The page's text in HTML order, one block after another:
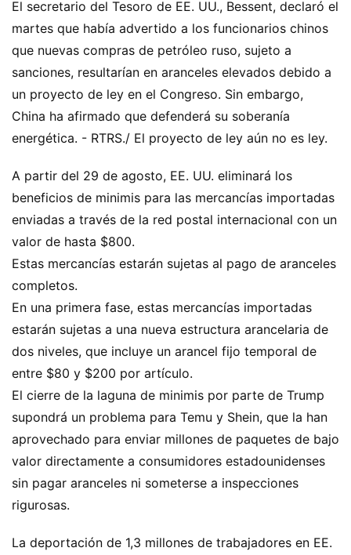
El secretario del Tesoro de EE. UU., Bessent, declaró el
martes que había advertido a los funcionarios chinos
que nuevas compras de petróleo ruso, sujeto a
sanciones, resultarían en aranceles elevados debido a
un proyecto de ley en el Congreso. Sin embargo,
China ha afirmado que defenderá su soberanía
energética. - RTRS./ El proyecto de ley aún no es ley.
A partir del 29 de agosto, EE. UU. eliminará los
beneficios de minimis para las mercancías importadas
enviadas a través de la red postal internacional con un
valor de hasta $800.
Estas mercancías estarán sujetas al pago de aranceles
completos.
En una primera fase, estas mercancías importadas
estarán sujetas a una nueva estructura arancelaria de
dos niveles, que incluye un arancel fijo temporal de
entre $80 y $200 por artículo.
El cierre de la laguna de minimis por parte de Trump
supondrá un problema para Temu y Shein, que la han
aprovechado para enviar millones de paquetes de bajo
valor directamente a consumidores estadounidenses
sin pagar aranceles ni someterse a inspecciones
rigurosas.
La deportación de 1,3 millones de trabajadores en EE.